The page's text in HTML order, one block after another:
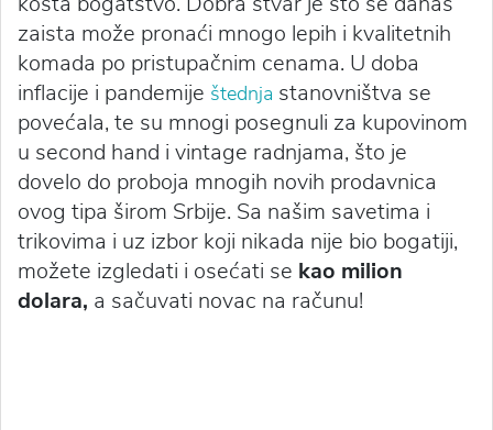
zaista može pronaći mnogo lepih i kvalitetnih
komada po pristupačnim cenama. U doba
inflacije i pandemije štednja stanovništva se
povećala, te su mnogi posegnuli za kupovinom
u second hand i vintage radnjama, što je
dovelo do proboja mnogih novih prodavnica
ovog tipa širom Srbije. Sa našim savetima i
trikovima i uz izbor koji nikada nije bio bogatiji,
možete izgledati i osećati se kao milion
dolara, a sačuvati novac na računu!